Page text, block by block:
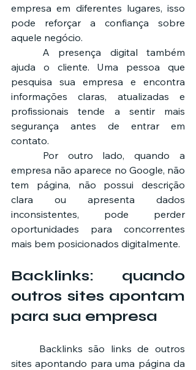
empresa em diferentes lugares, isso
pode reforçar a confiança sobre
aquele negócio.
ajuda o cliente. Uma pessoa que
pesquisa sua empresa e encontra
informações claras, atualizadas e
profissionais tende a sentir mais
segurança antes de entrar em
contato.
empresa não aparece no Google, não
tem página, não possui descrição
clara ou apresenta dados
inconsistentes, pode perder
oportunidades para concorrentes
mais bem posicionados digitalmente.
Backlinks: quando
outros sites apontam
para sua empresa
sites apontando para uma página da